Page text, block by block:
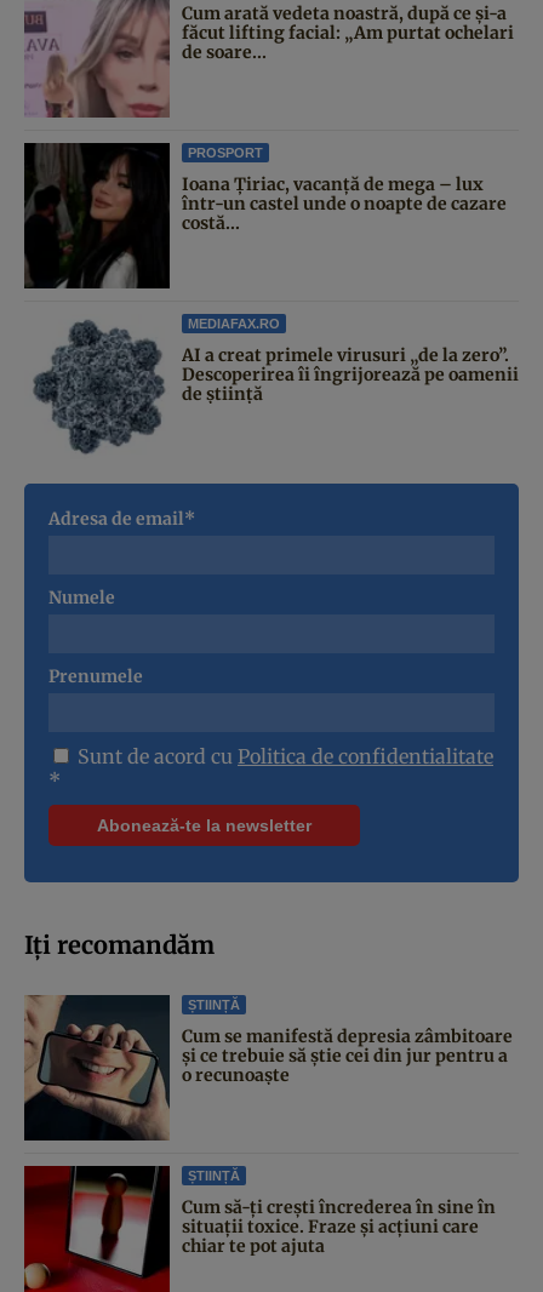
Cum arată vedeta noastră, după ce și-a
făcut lifting facial: „Am purtat ochelari
de soare...
PROSPORT
Ioana Țiriac, vacanță de mega – lux
într-un castel unde o noapte de cazare
costă...
MEDIAFAX.RO
AI a creat primele virusuri „de la zero”.
Descoperirea îi îngrijorează pe oamenii
de știință
Adresa de email*
Numele
Prenumele
Sunt de acord cu Politica de confidentialitate
*
Iți recomandăm
ȘTIINȚĂ
Cum se manifestă depresia zâmbitoare
și ce trebuie să știe cei din jur pentru a
o recunoaște
ȘTIINȚĂ
Cum să-ți crești încrederea în sine în
situații toxice. Fraze și acțiuni care
chiar te pot ajuta